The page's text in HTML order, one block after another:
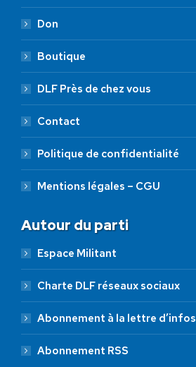
Don
Boutique
DLF Près de chez vous
Contact
Politique de confidentialité
Mentions légales – CGU
Autour du parti
Espace Militant
Charte DLF réseaux sociaux
Abonnement à la lettre d’infos
Abonnement RSS